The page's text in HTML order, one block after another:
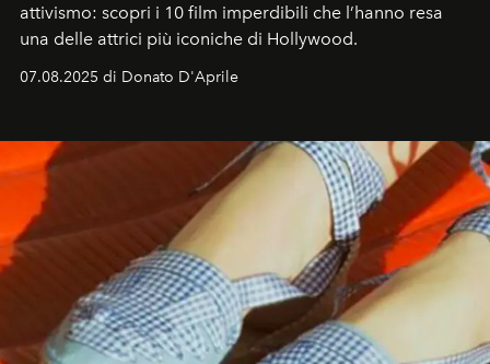
attivismo: scopri i 10 film imperdibili che l’hanno resa
una delle attrici più iconiche di Hollywood.
07.08.2025 di Donato D'Aprile